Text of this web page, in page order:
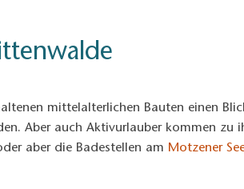
mittelalterlichen Bauten einen
Aber auch Aktivurlauber kommen zu
aber die Badestellen am Motzener